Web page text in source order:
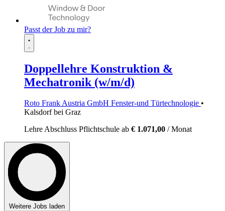
Passt der Job zu mir?
Doppellehre Konstruktion &
Mechatronik (w/m/d)
Roto Frank Austria GmbH Fenster-und Türtechnologie •
Kalsdorf bei Graz
LehreAbschluss Pflichtschule ab € 1.071,00 / Monat
Weitere Jobs laden